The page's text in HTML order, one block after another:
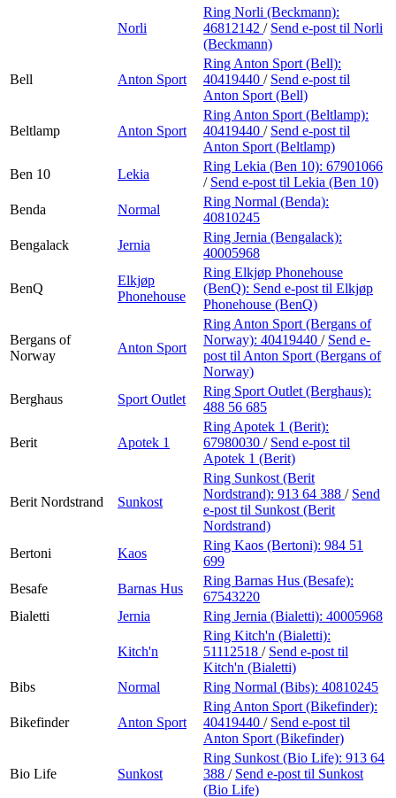
Norli
Ring Norli (Beckmann):
46812142 / Send e-post til Norli
(Beckmann)
Bell Anton Sport
Ring Anton Sport (Bell):
40419440 / Send e-post til
Anton Sport (Bell)
Beltlamp Anton Sport
Ring Anton Sport (Beltlamp):
40419440 / Send e-post til
Anton Sport (Beltlamp)
Ben 10
Lekia
Ring Lekia (Ben 10): 67901066
/ Send e-post til Lekia (Ben 10)
Benda
Normal
Ring Normal (Benda):
40810245
Bengalack
Jernia
Ring Jernia (Bengalack):
40005968
BenQ
Elkjøp
Phonehouse
Ring Elkjøp Phonehouse
(BenQ): Send e-post til Elkjøp
Phonehouse (BenQ)
Bergans of
Norway
Anton Sport
Ring Anton Sport (Bergans of
Norway): 40419440 / Send e-
post til Anton Sport (Bergans of
Norway)
Berghaus
Sport Outlet
Ring Sport Outlet (Berghaus):
488 56 685
Berit Apotek 1
Ring Apotek 1 (Berit):
67980030 / Send e-post til
Apotek 1 (Berit)
Berit Nordstrand Sunkost
Ring Sunkost (Berit
Nordstrand): 913 64 388 / Send
e-post til Sunkost (Berit
Nordstrand)
Bertoni
Kaos
Ring Kaos (Bertoni): 984 51
699
Besafe
Barnas Hus
Ring Barnas Hus (Besafe):
67543220
Bialetti
Jernia Ring Jernia (Bialetti): 40005968
Kitch'n
Ring Kitch'n (Bialetti):
51112518 / Send e-post til
Kitch'n (Bialetti)
Bibs
Normal Ring Normal (Bibs): 40810245
Bikefinder Anton Sport
Ring Anton Sport (Bikefinder):
40419440 / Send e-post til
Anton Sport (Bikefinder)
Bio Life Sunkost
Ring Sunkost (Bio Life): 913 64
388 / Send e-post til Sunkost
(Bio Life)